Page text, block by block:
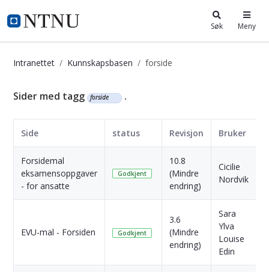
i.ntnu.no Søk Meny
Intranettet Kunnskapsbasen forside
Kunnskapsbasen
Sider med tagg forside .
Side status Revisjon Bruker
Forsidemal
eksamensoppgaver
- for ansatte
Godkjent
10.8
(Mindre
endring)
Cicilie
Nordvik
EVU-mal - Forsiden Godkjent
3.6
(Mindre
endring)
Sara
Ylva
Louise
Edin